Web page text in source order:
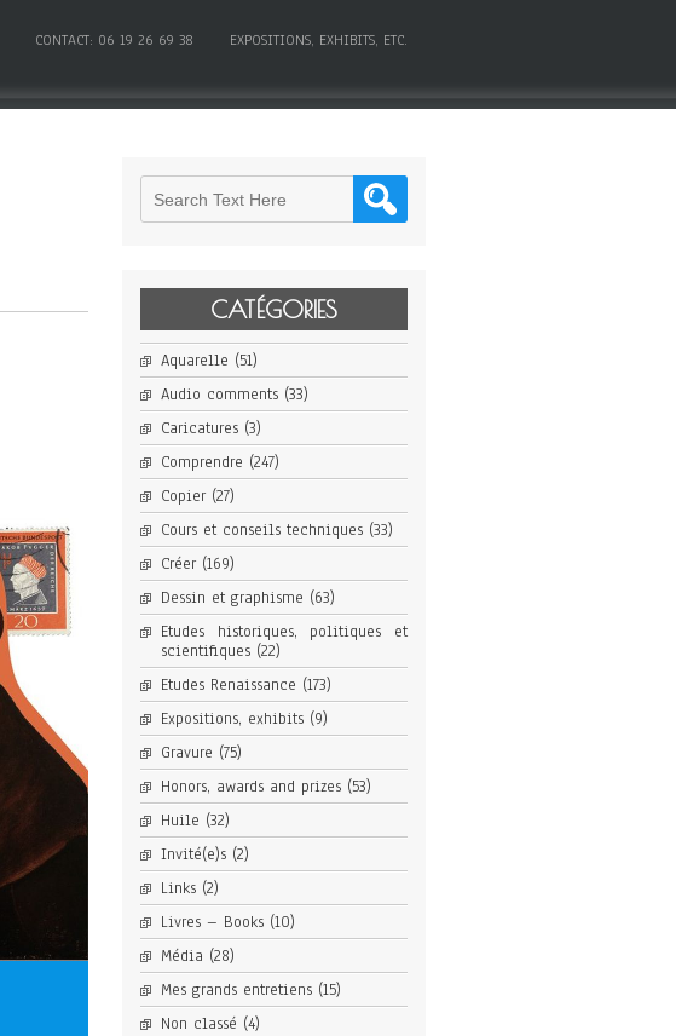
CONTACT: 06 19 26 69 38 EXPOSITIONS, EXHIBITS, ETC.
CATÉGORIES
Aquarelle (51)
Audio comments(33)
Caricatures(3)
Comprendre (247)
Copier(27)
Cours et conseils techniques(33)
Créer(169)
Dessin et graphisme (63)
Etudes historiques, politiques et
scientifiques(22)
Etudes Renaissance (173)
Expositions, exhibits(9)
Gravure (75)
Honors, awards and prizes(53)
Huile (32)
Invité(e)s(2)
Links(2)
Livres – Books(10)
Média (28)
Mes grands entretiens(15)
Non classé (4)